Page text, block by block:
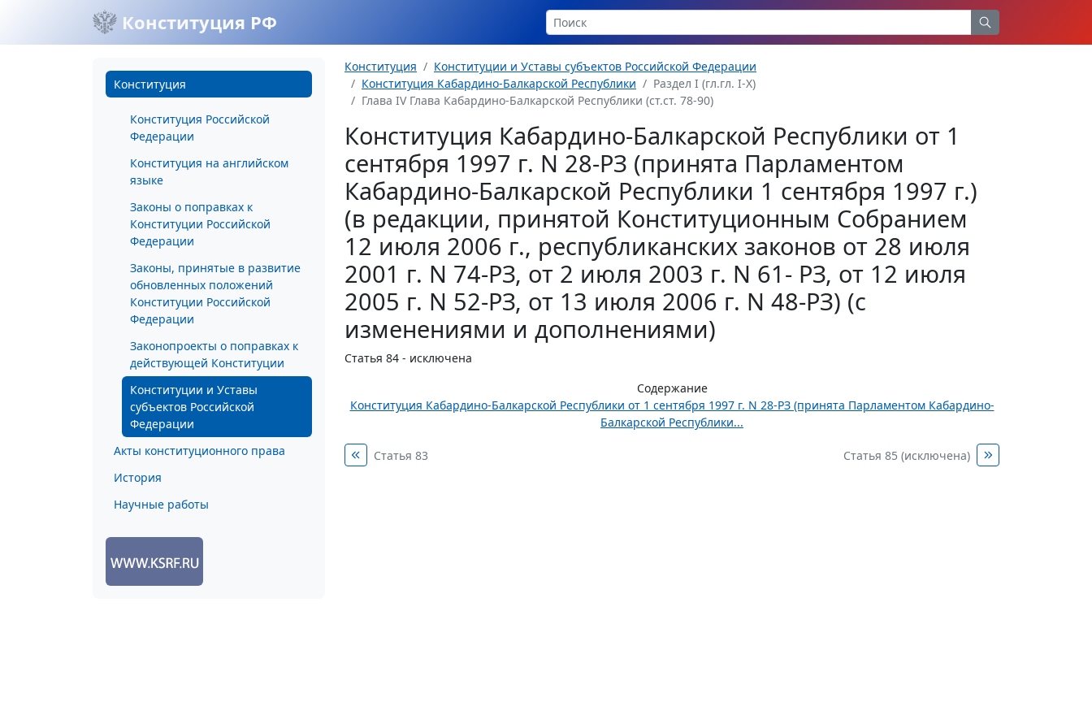
Конституция РФ
Конституция
Конституция Российской
Федерации
Конституция на английском
языке
Законы о поправках к
Конституции Российской
Федерации
Законы, принятые в развитие
обновленных положений
Конституции Российской
Федерации
Законопроекты о поправках к
действующей Конституции
Конституции и Уставы
субъектов Российской
Федерации
Акты конституционного права
История
Научные работы
Конституция
Конституции и Уставы субъектов Российской Федерации
Конституция Кабардино-Балкарской Республики
Раздел I (гл.гл. I-X)
Глава IV Глава Кабардино-Балкарской Республики (ст.ст. 78-90)
Конституция Кабардино-Балкарской Республики от 1
сентября 1997 г. N 28-РЗ (принята Парламентом
Кабардино-Балкарской Республики 1 сентября 1997 г.)
(в редакции, принятой Конституционным Собранием
12 июля 2006 г., республиканских законов от 28 июля
2001 г. N 74-РЗ, от 2 июля 2003 г. N 61- РЗ, от 12 июля
2005 г. N 52-РЗ, от 13 июля 2006 г. N 48-РЗ) (с
изменениями и дополнениями)
Статья 84 - исключена
Содержание
Конституция Кабардино-Балкарской Республики от 1 сентября 1997 г. N 28-РЗ (принята Парламентом Кабардино-
Балкарской Республики...
Статья 83 Статья 85 (исключена)